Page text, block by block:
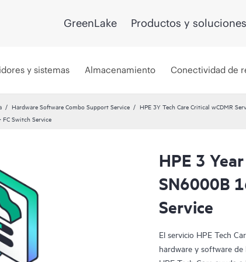
GreenLake Productos y soluciones
y sistemas Almacenamiento Conectividad de
Hardware Software Combo Support Service
HPE 3Y Tech Care Critical wCDMR
FC Switch Service
HPE 3
SN6000B
Service
El servicio HPE Tech
hardware y software de